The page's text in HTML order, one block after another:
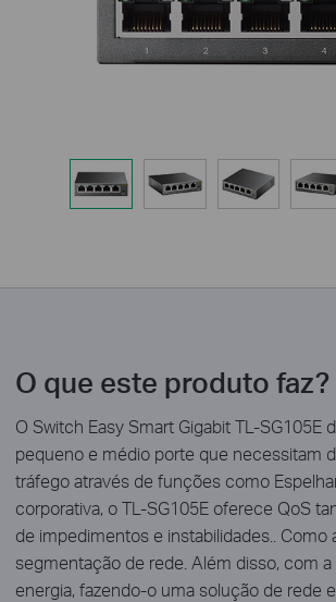
O que este produto faz?
O Switch Easy Smart Gigabit TL-
pequeno e médio porte que necessitam
tráfego através de funções como
corporativa, o TL-SG105E oferece QoS
de impedimentos e instabilidades..
segmentação de rede. Além disso, com
energia, fazendo-o uma solução de rede